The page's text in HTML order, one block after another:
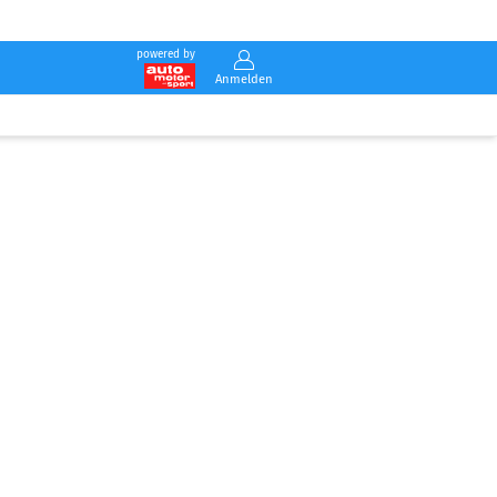
powered by
Anmelden